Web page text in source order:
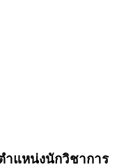
ำแหน่งนักวิชาการ